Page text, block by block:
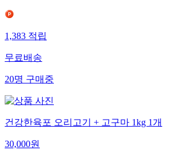
1,383 적립
무료배송
20명 구매중
건강한육포 오리고기 + 고구마 1kg 1개
30,000원